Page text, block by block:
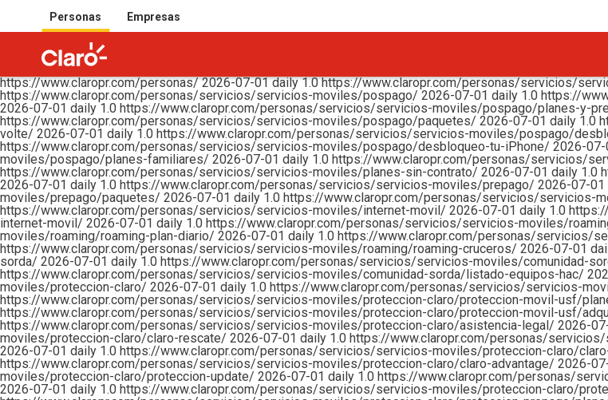
Personas Empresas
https://www.claropr.com/personas/2026-07-01daily1.0https://www.claropr.com/personas/servicios/
https://www.claropr.com/personas/servicios/servicios-moviles/pospago/ 2026-07-01 daily 1.0 https://
2026-07-01 daily 1.0 https://www.claropr.com/personas/servicios/servicios-moviles/pospago/planes-y-
https://www.claropr.com/personas/servicios/servicios-moviles/pospago/paquetes/ 2026-07-01 daily 1.0
volte/ 2026-07-01 daily 1.0 https://www.claropr.com/personas/servicios/servicios-moviles/pospago/
https://www.claropr.com/personas/servicios/servicios-moviles/pospago/desbloqueo-tu-iPhone/ 2026-07-
moviles/pospago/planes-familiares/ 2026-07-01 daily 1.0 https://www.claropr.com/personas/servicios/
https://www.claropr.com/personas/servicios/servicios-moviles/planes-sin-contrato/ 2026-07-01 daily 1.0
2026-07-01 daily 1.0 https://www.claropr.com/personas/servicios/servicios-moviles/prepago/ 2026-07-01
moviles/prepago/paquetes/ 2026-07-01 daily 1.0 https://www.claropr.com/personas/servicios/servicios-
https://www.claropr.com/personas/servicios/servicios-moviles/internet-movil/ 2026-07-01 daily 1.0
internet-movil/ 2026-07-01 daily 1.0 https://www.claropr.com/personas/servicios/servicios-moviles/
moviles/roaming/roaming-plan-diario/ 2026-07-01 daily 1.0 https://www.claropr.com/personas/servicios/
https://www.claropr.com/personas/servicios/servicios-moviles/roaming/roaming-cruceros/ 2026-07-01
sorda/ 2026-07-01 daily 1.0 https://www.claropr.com/personas/servicios/servicios-moviles/comunidad-
https://www.claropr.com/personas/servicios/servicios-moviles/comunidad-sorda/listado-equipos-hac/
moviles/proteccion-claro/ 2026-07-01 daily 1.0 https://www.claropr.com/personas/servicios/servicios-
https://www.claropr.com/personas/servicios/servicios-moviles/proteccion-claro/proteccion-movil-usf/
https://www.claropr.com/personas/servicios/servicios-moviles/proteccion-claro/proteccion-movil-usf/
https://www.claropr.com/personas/servicios/servicios-moviles/proteccion-claro/asistencia-legal/ 2026-
moviles/proteccion-claro/claro-rescate/ 2026-07-01 daily 1.0 https://www.claropr.com/personas/
2026-07-01 daily 1.0 https://www.claropr.com/personas/servicios/servicios-moviles/proteccion-claro/
https://www.claropr.com/personas/servicios/servicios-moviles/proteccion-claro/claro-advantage/ 2026-
moviles/proteccion-claro/proteccion-update/ 2026-07-01 daily 1.0 https://www.claropr.com/personas/
2026-07-01 daily 1.0 https://www.claropr.com/personas/servicios/servicios-moviles/proteccion-claro/